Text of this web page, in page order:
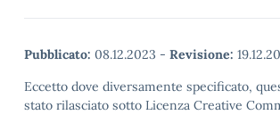
Pubblicato: 08.12.2023 - Revisione:
Eccetto dove diversamente specificato,
stato rilasciato sotto Licenza Creative